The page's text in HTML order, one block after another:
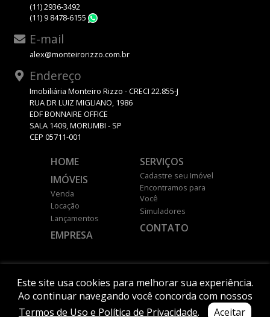
Este site usa cookies para melhorar sua experiência.
Ao continuar navegando você concorda com nossos
Termos de Uso e Política de Privacidade. Aceitar
(11) 2936-3492
(11) 9 8478-6155
E-mail
alex@monteirorizzo.com.br
Endereço
Imobiliária Monteiro Rizzo - CRECI 22.855-J
RUA DR LUIZ MIGLIANO, 1986
EDF BONNAIRE OFFICE
SALA 1409, MORUMBI - SP
CEP 05711-001
HOME
IMÓVEIS
Venda
Locação
Lançamentos
EMPRESA
SERVIÇOS
Cadastre seu Imóvel
Encontramos para
Você
Simuladores
CONTATO
© 2026 MONTEIRO RIZZO.